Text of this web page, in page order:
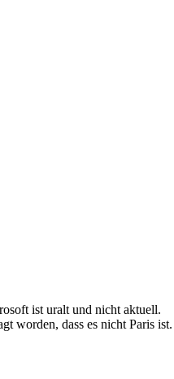
ist uralt und nicht aktuell.
worden, dass es nicht Paris ist.